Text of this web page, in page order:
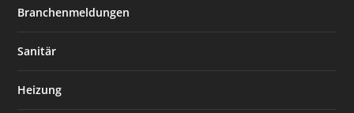
Branchenmeldungen
Sanitär
Heizung